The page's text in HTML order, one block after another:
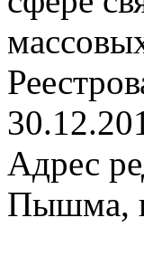
Адрес
Пышма,